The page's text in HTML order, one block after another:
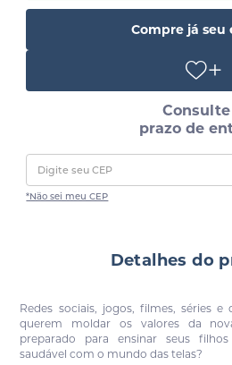
Compre já seu
prazo de
*Não sei meu CEP
Detalhes do
Redes sociais, jogos, filmes, séries e
querem moldar os valores da
preparado para ensinar seus
saudável com o mundo das telas?